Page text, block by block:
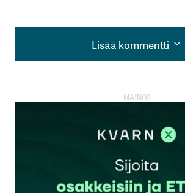
Lisää kommentti
Lisää kommentti
rekisteröityä